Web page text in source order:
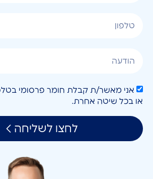
או בכל שיטה אחרת.
לחצו לשליחה